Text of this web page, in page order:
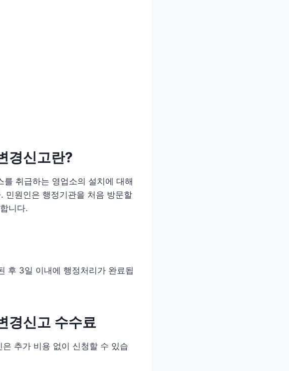
경신고란?
취급하는 영업소의 설치에 대해
민원인은 행정기관을 처음 방문할
니다.
후 3일 이내에 행정처리가 완료됩
경신고 수수료
추가 비용 없이 신청할 수 있습